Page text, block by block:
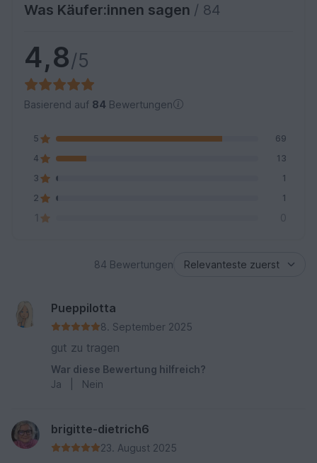
Was Käufer:innen sagen / 84
4,8/5
Basierend auf 84 Bewertungen
5
69
4
13
3
1
2
1
1 0
84 Bewertungen
Pueppilotta
8. September 2025
gut zu tragen
War diese Bewertung hilfreich?
Ja
Nein
brigitte-dietrich6
23. August 2025